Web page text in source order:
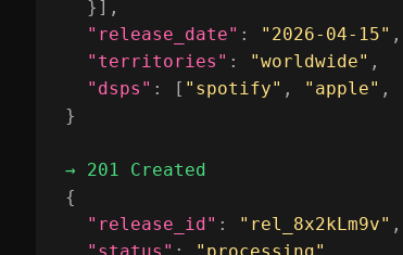
"release_date" : "2026-04-15" ,
"territories" : "worldwide" ,
"dsps" : [ "spotify" , "apple" ,
}
→ 201 Created
{
"release_id" : "rel_8x2kLm9v" ,